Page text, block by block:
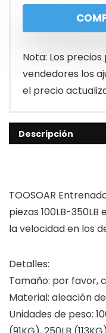
Nota: Los
vendedores los
el precio
Descripción
TOOSOAR
piezas 100LB-
la velocidad en los
Detalles:
Tamaño: por favor,
Material: aleación
Unidades de peso: